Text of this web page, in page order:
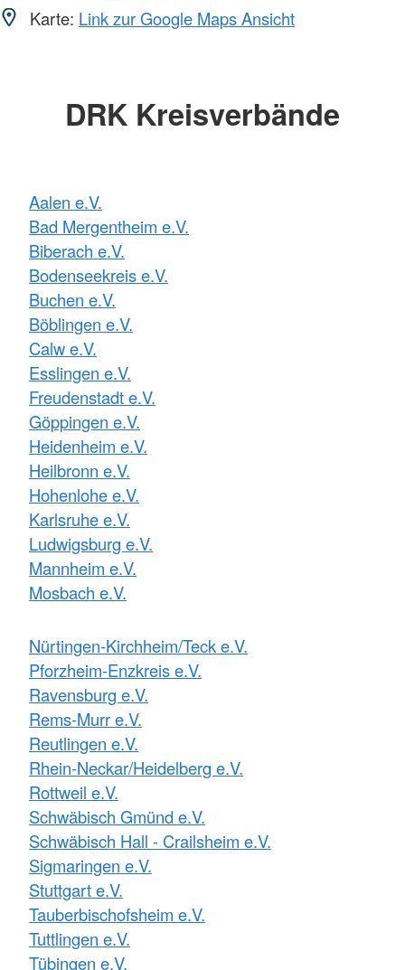
Karte: Link zur Google Maps Ansicht
DRK Kreisverbände
Aalen e.V.
Bad Mergentheim e.V.
Biberach e.V.
Bodenseekreis e.V.
Buchen e.V.
Böblingen e.V.
Calw e.V.
Esslingen e.V.
Freudenstadt e.V.
Göppingen e.V.
Heidenheim e.V.
Heilbronn e.V.
Hohenlohe e.V.
Karlsruhe e.V.
Ludwigsburg e.V.
Mannheim e.V.
Mosbach e.V.
Nürtingen-Kirchheim/Teck e.V.
Pforzheim-Enzkreis e.V.
Ravensburg e.V.
Rems-Murr e.V.
Reutlingen e.V.
Rhein-Neckar/Heidelberg e.V.
Rottweil e.V.
Schwäbisch Gmünd e.V.
Schwäbisch Hall - Crailsheim e.V.
Sigmaringen e.V.
Stuttgart e.V.
Tauberbischofsheim e.V.
Tuttlingen e.V.
Tübingen e.V.